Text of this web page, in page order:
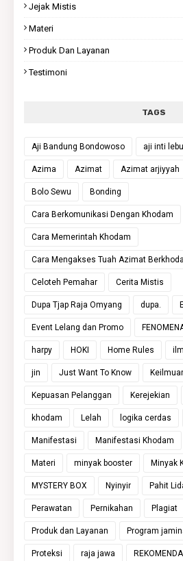
Jejak Mistis
Materi
Produk Dan Layanan
Testimoni
TAGS
Aji Bandung Bondowoso aji inti
Azima Azimat Azimat arjiyyah
Bolo Sewu Bonding
Cara Berkomunikasi Dengan Khodam
Cara Memerintah Khodam
Cara Mengakses Tuah Azimat
Celoteh Pemahar Cerita Mistis
Dupa Tjap Raja Omyang dupa.
Event Lelang dan Promo
harpy HOKI Home Rules
jin Just Want To Know
Kepuasan Pelanggan Kerejekian
khodam Lelah logika cerdas
Manifestasi Manifestasi Khodam
Materi minyak booster Minyak
MYSTERY BOX Nyinyir Pahit
Perawatan Pernikahan Plagiat
Produk dan Layanan Program
Proteksi raja jawa